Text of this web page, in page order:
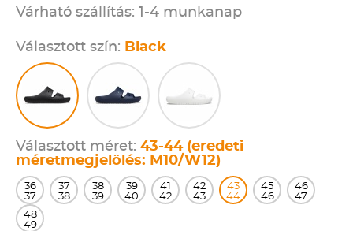
Várható szállítás: 1-4 munkanap
Választott szín: Black
Választott méret: 43-44 (eredeti
méretmegjelölés: M10/W12)
36
37
37
38
38
39
39
40
41
42
42
43
43
44
45
46
46
47
48
49